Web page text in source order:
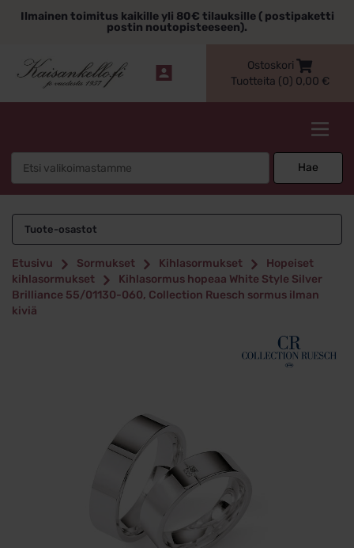
sisältöönIlmainen toimitus kaikille yli 80€ tilauksille ( postipaketti
postin noutopisteeseen).
Ostoskori
Tuotteita (0) 0,00 €
Hae
Tuote-osastot
Etusivu Sormukset Kihlasormukset
Hopeiset
kihlasormukset
Kihlasormus hopeaa White Style Silver
Brilliance 55/01130-060, Collection Ruesch sormus ilman
kiviä